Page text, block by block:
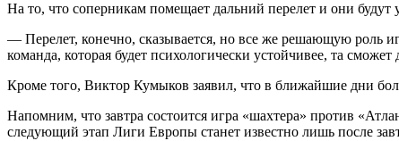
На то, что соперникам помещает дальний перелет и они
— Перелет, конечно, сказывается, но все же решающую роль
команда, которая будет психологически устойчивее, та сможет
Кроме того, Виктор Кумыков заявил, что в ближайшие дни
Напомним, что завтра состоится игра «шахтера» против
следующий этап Лиги Европы станет известно лишь после